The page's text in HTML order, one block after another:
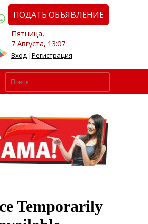
ПОДАТЬ ОБЪЯВЛЕНИЕ
Пятница,
7 Августа, 13:07
Вход|Регистрация